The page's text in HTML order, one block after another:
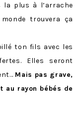
plus à l’arrache
trouvera ça
ton fils avec les
Elles seront
Mais pas grave,
au rayon bébés de